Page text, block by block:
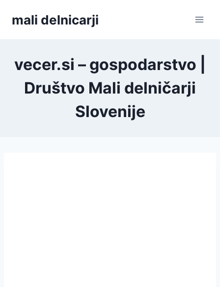
mali delnicarji
vecer.si – gospodarstvo |
Društvo Mali delničarji
Slovenije